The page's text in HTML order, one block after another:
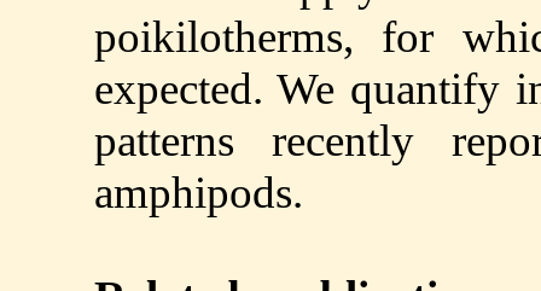
poikilotherms, for
expected. We quantify
patterns recently
amphipods.